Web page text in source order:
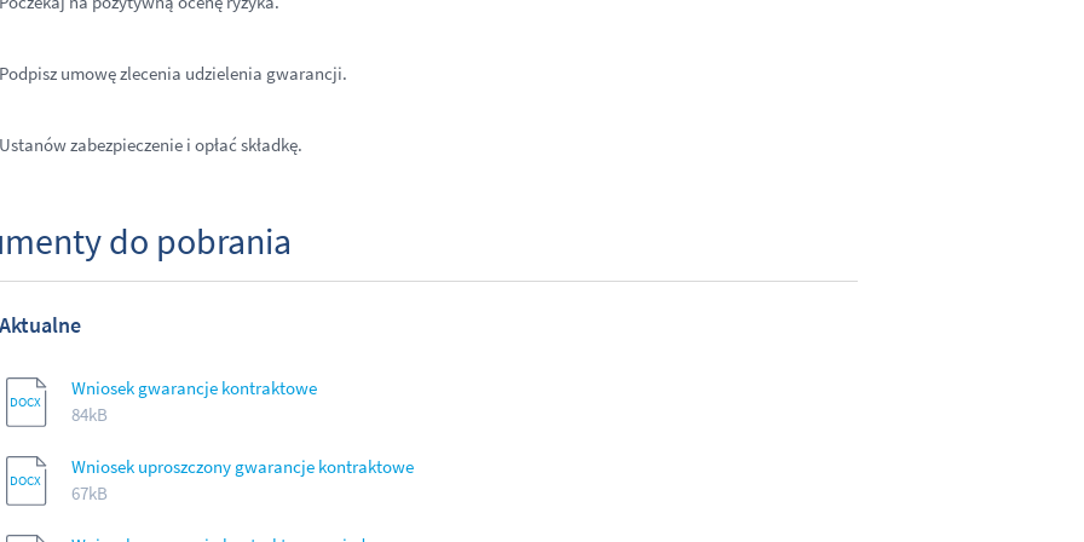
Podpisz umowę zlecenia udzielenia gwarancji.
Ustanów zabezpieczenie i opłać składkę.
do pobrania
Aktualne
Wniosek gwarancje kontraktowe
84kB
Wniosek uproszczony gwarancje kontraktowe
67kB